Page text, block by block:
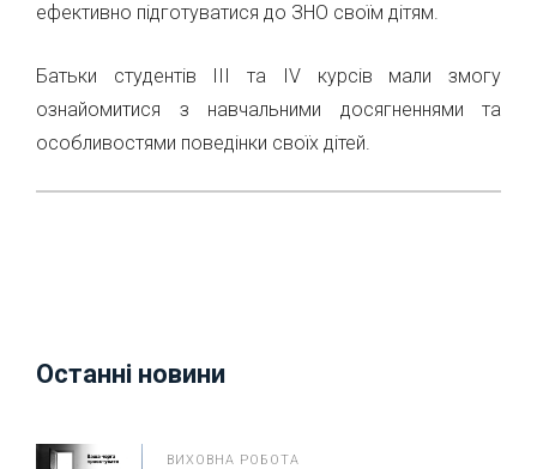
ефективно підготуватися до ЗНО своїм дітям.
Батьки студентів ІІІ та ІV курсів мали змогу
ознайомитися з навчальними досягненнями та
особливостями поведінки своїх дітей.
Останні новини
ВИХОВНА РОБОТА